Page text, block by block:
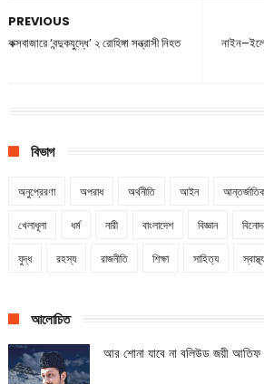
PREVIOUS
কক্সবাজারে ‘বন্দুকযুদ্ধে’ ২ রোহিঙ্গা সন্ত্রাসী নিহত
বিভাগ
অনুপ্রেরণা অপরাধ অর্থনীতি আইন
খেলাধূলা ধর্ম নারী বাংলাদেশ বিজ্ঞান
যুদ্ধ রহস্য রাজনীতি শিক্ষা সাহিত্য স্বাস্থ্য
আলোচিত
আর শোনা যাবে না বলিউড জয়ী আতিফ